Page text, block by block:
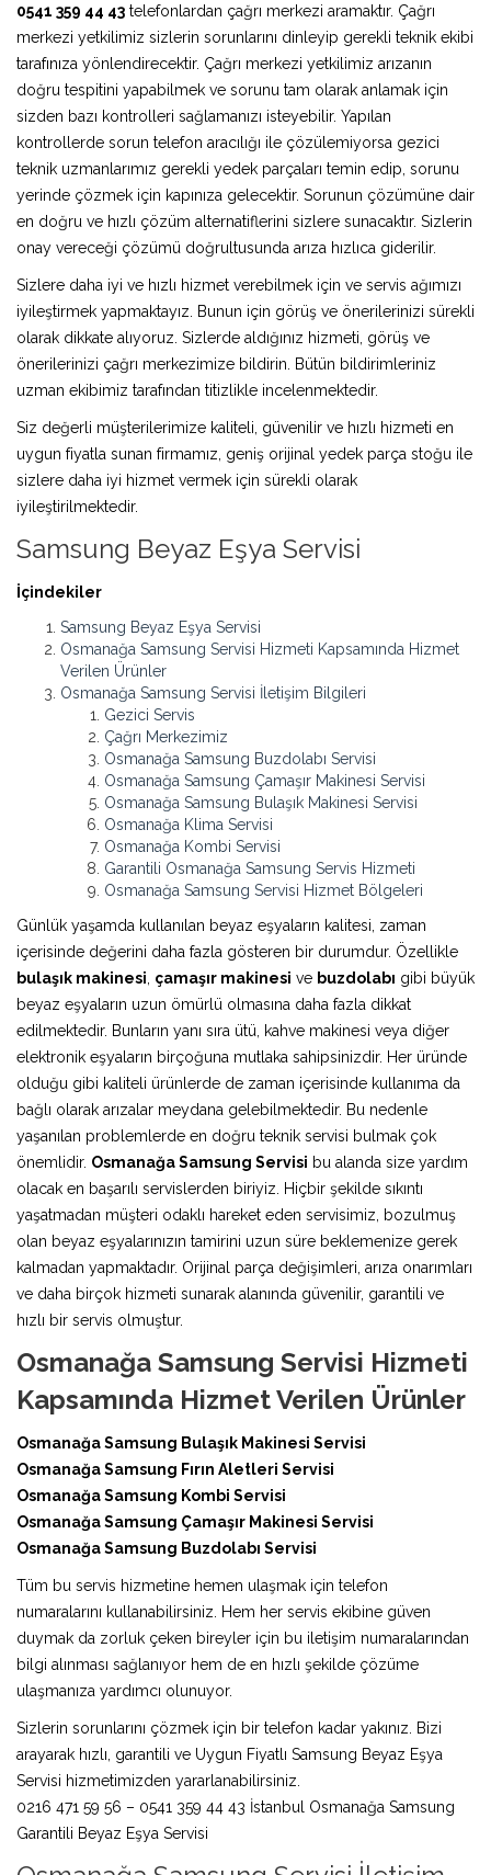
0541 359 44 43 telefonlardan çağrı merkezi aramaktır. Çağrı
merkezi yetkilimiz sizlerin sorunlarını dinleyip gerekli teknik ekibi
tarafınıza yönlendirecektir. Çağrı merkezi yetkilimiz arızanın
doğru tespitini yapabilmek ve sorunu tam olarak anlamak için
sizden bazı kontrolleri sağlamanızı isteyebilir. Yapılan
kontrollerde sorun telefon aracılığı ile çözülemiyorsa gezici
teknik uzmanlarımız gerekli yedek parçaları temin edip, sorunu
yerinde çözmek için kapınıza gelecektir. Sorunun çözümüne dair
en doğru ve hızlı çözüm alternatiflerini sizlere sunacaktır. Sizlerin
onay vereceği çözümü doğrultusunda arıza hızlıca giderilir.
Sizlere daha iyi ve hızlı hizmet verebilmek için ve servis ağımızı
iyileştirmek yapmaktayız. Bunun için görüş ve önerilerinizi sürekli
olarak dikkate alıyoruz. Sizlerde aldığınız hizmeti, görüş ve
önerilerinizi çağrı merkezimize bildirin. Bütün bildirimleriniz
uzman ekibimiz tarafından titizlikle incelenmektedir.
Siz değerli müşterilerimize kaliteli, güvenilir ve hızlı hizmeti en
uygun fiyatla sunan firmamız, geniş orijinal yedek parça stoğu ile
sizlere daha iyi hizmet vermek için sürekli olarak
iyileştirilmektedir.
Samsung Beyaz Eşya Servisi
İçindekiler
Samsung Beyaz Eşya Servisi
Osmanağa Samsung Servisi Hizmeti Kapsamında Hizmet
Verilen Ürünler
Osmanağa Samsung Servisi İletişim Bilgileri
Gezici Servis
Çağrı Merkezimiz
Osmanağa Samsung Buzdolabı Servisi
Osmanağa Samsung Çamaşır Makinesi Servisi
Osmanağa Samsung Bulaşık Makinesi Servisi
Osmanağa Klima Servisi
Osmanağa Kombi Servisi
Garantili Osmanağa Samsung Servis Hizmeti
Osmanağa Samsung Servisi Hizmet Bölgeleri
Günlük yaşamda kullanılan beyaz eşyaların kalitesi, zaman
içerisinde değerini daha fazla gösteren bir durumdur. Özellikle
bulaşık makinesi çamaşır makinesi ve buzdolabı gibi büyük
beyaz eşyaların uzun ömürlü olmasına daha fazla dikkat
edilmektedir. Bunların yanı sıra ütü, kahve makinesi veya diğer
elektronik eşyaların birçoğuna mutlaka sahipsinizdir. Her üründe
olduğu gibi kaliteli ürünlerde de zaman içerisinde kullanıma da
bağlı olarak arızalar meydana gelebilmektedir. Bu nedenle
yaşanılan problemlerde en doğru teknik servisi bulmak çok
önemlidir. Osmanağa Samsung Servisi bu alanda size yardım
olacak en başarılı servislerden biriyiz. Hiçbir şekilde sıkıntı
yaşatmadan müşteri odaklı hareket eden servisimiz, bozulmuş
olan beyaz eşyalarınızın tamirini uzun süre beklemenize gerek
kalmadan yapmaktadır. Orijinal parça değişimleri, arıza onarımları
ve daha birçok hizmeti sunarak alanında güvenilir, garantili ve
hızlı bir servis olmuştur.
Osmanağa Samsung Servisi Hizmeti
Kapsamında Hizmet Verilen Ürünler
Osmanağa Samsung Bulaşık Makinesi Servisi
Osmanağa Samsung Fırın Aletleri Servisi
Osmanağa Samsung Kombi Servisi
Osmanağa Samsung Çamaşır Makinesi Servisi
Osmanağa Samsung Buzdolabı Servisi
Tüm bu servis hizmetine hemen ulaşmak için telefon
numaralarını kullanabilirsiniz. Hem her servis ekibine güven
duymak da zorluk çeken bireyler için bu iletişim numaralarından
bilgi alınması sağlanıyor hem de en hızlı şekilde çözüme
ulaşmanıza yardımcı olunuyor.
Sizlerin sorunlarını çözmek için bir telefon kadar yakınız. Bizi
arayarak hızlı, garantili ve Uygun Fiyatlı Samsung Beyaz Eşya
Servisi hizmetimizden yararlanabilirsiniz.
0216 471 59 56 – 0541 359 44 43 İstanbul Osmanağa Samsung
Garantili Beyaz Eşya Servisi